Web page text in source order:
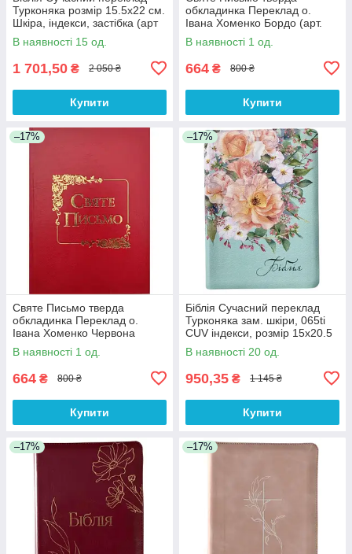
Турконяка розмір 15.5х22 см.
Шкіра, індекси, застібка (арт
1056901) Чорна
В наявності 15 од.
1 701,50 ₴ 2 050 ₴
Купити
обкладинка Переклад о.
Івана Хоменко Бордо (арт.
1063.б) розмір 15х20.5 см
В наявності 1 од.
664 ₴ 800 ₴
Купити
–17%
Святе Письмо тверда
обкладинка Переклад о.
Івана Хоменко Червона
розмір 15х20.5 см (арт.
1063.Ч)
В наявності 1 од.
664 ₴ 800 ₴
Купити
–17%
Біблія Сучасний переклад
Турконяка зам. шкіри, 065ti
CUV індекси, розмір 15х20.5
см (арт 1056551) Кольорова
В наявності 20 од.
950,35 ₴ 1 145 ₴
Купити
–17% –17%